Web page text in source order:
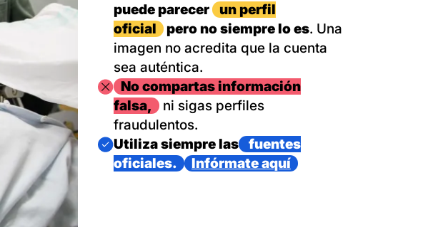
puede parecer
un perfil
oficial
pero no siempre lo es. Una
imagen no acredita que la cuenta
sea auténtica.
ImagenNo compartas información
falsa,
ni sigas perfiles
fraudulentos.
Imagen
Utiliza siempre las
fuentes
oficiales.
Infórmate aquí